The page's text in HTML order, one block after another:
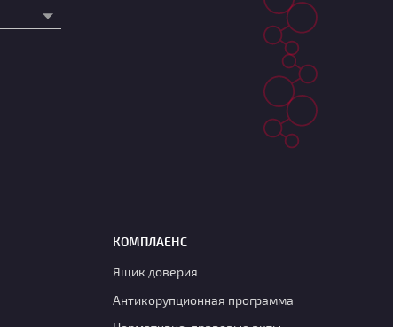
КОМПЛАЕНС
Ящик доверия
Антикорупционная программа